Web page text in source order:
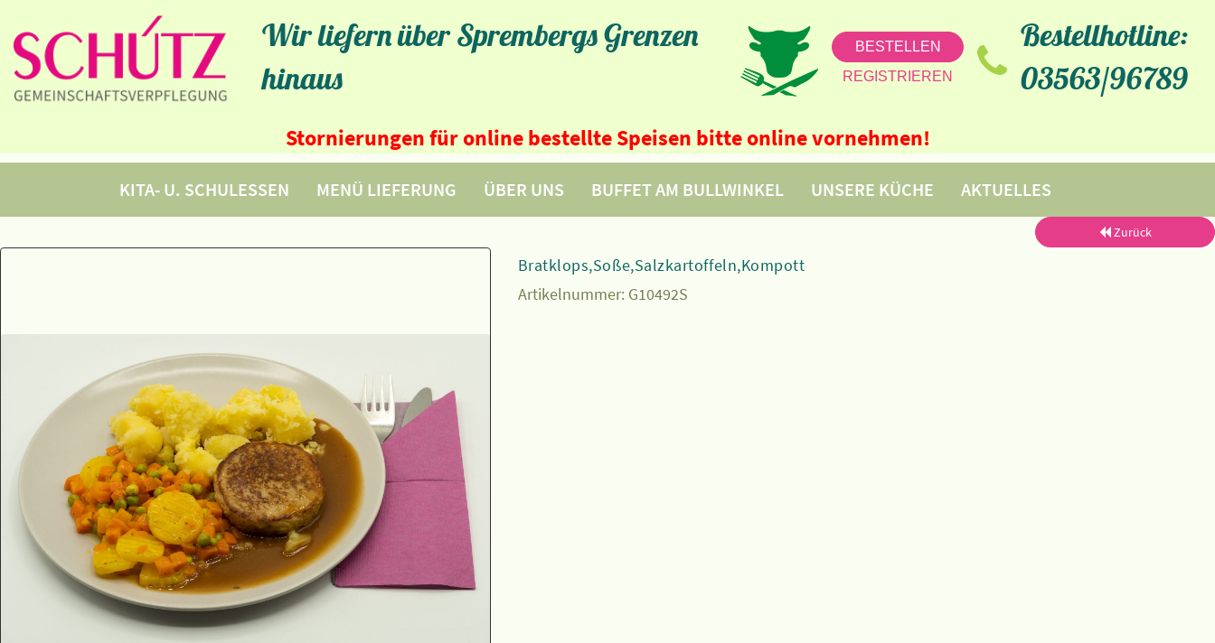
Wir liefern über Sprembergs Grenzen
hinaus
BESTELLEN
REGISTRIEREN
Bestellhotline:
03563/96789
Stornierungen für online bestellte Speisen bitte online vornehmen!
KITA- U. SCHULESSEN MENÜ LIEFERUNG ÜBER UNS BUFFET AM BULLWINKEL UNSERE KÜCHE AKTUELLES
Zurück
Bratklops,Soße,Salzkartoffeln,Kompott
Artikelnummer: G10492S